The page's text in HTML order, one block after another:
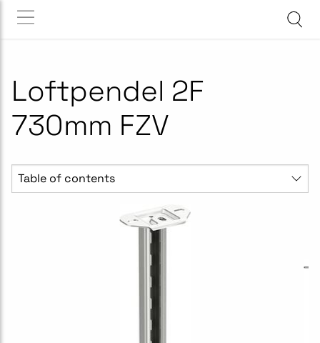
Loftpendel 2F
730mm FZV
Table of contents